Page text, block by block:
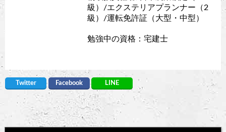
級）/エクステリアプランナー（2
級）/運転免許証（大型・中型）
勉強中の資格：宅建士
Twitter Facebook LINE